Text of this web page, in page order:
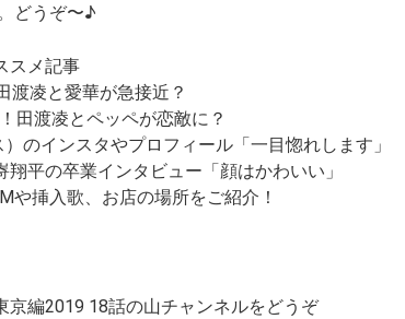
どうぞ〜♪
スメ記事
渡凌と愛華が急接近？
田渡凌とペッペが恋敵に？
のインスタやプロフィール「一目惚れします」
平の卒業インタビュー「顔はかわいい」
や挿入歌、お店の場所をご紹介！
京編2019 18話の山チャンネルをどうぞ